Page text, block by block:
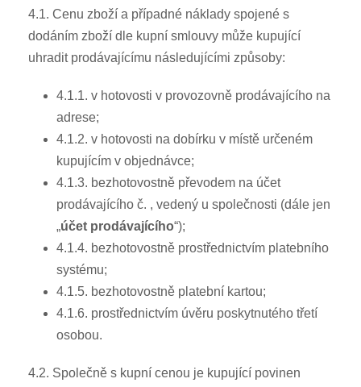
4.1. Cenu zboží a případné náklady spojené s
dodáním zboží dle kupní smlouvy může kupující
uhradit prodávajícímu následujícími způsoby:
4.1.1. v hotovosti v provozovně prodávajícího na
adrese;
4.1.2. v hotovosti na dobírku v místě určeném
kupujícím v objednávce;
4.1.3. bezhotovostně převodem na účet
prodávajícího č. , vedený u společnosti (dále jen
„účet prodávajícího“);
4.1.4. bezhotovostně prostřednictvím platebního
systému;
4.1.5. bezhotovostně platební kartou;
4.1.6. prostřednictvím úvěru poskytnutého třetí
osobou.
4.2. Společně s kupní cenou je kupující povinen